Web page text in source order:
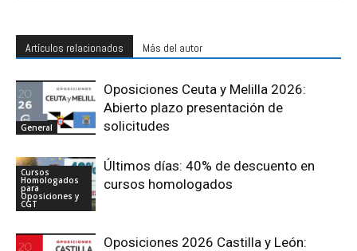
Artículos relacionados Más del autor
General
Oposiciones Ceuta y Melilla 2026:
Abierto plazo presentación de
solicitudes
Cursos
Homologados
para
Oposiciones y
CGT
Últimos días: 40% de descuento en
cursos homologados
Oposiciones 2026 Castilla y León: